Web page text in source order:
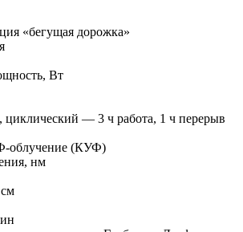
«бегущая дорожка»
Вт
циклический — 3 ч работа, 1 ч перерыв
облучение (КУФ)
нм